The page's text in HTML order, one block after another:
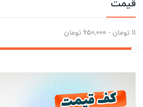
11 تومان - 650,000 تومان